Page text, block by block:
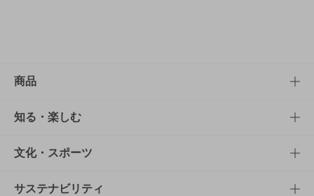
商品
商品TOP
商品一覧
商品発売情報
知る・楽しむ
知る・楽しむTOP
キャンペーン
文化・スポーツ
文化・スポーツTOP
サステナビリティ